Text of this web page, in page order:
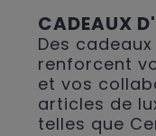
CADEAUX
Des
renforcent
et vos
articles de
telles que